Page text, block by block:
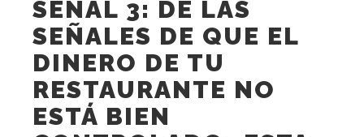
SEÑAL 3: DE LAS
SEÑALES DE QUE EL
DINERO DE TU
RESTAURANTE NO
ESTÁ BIEN